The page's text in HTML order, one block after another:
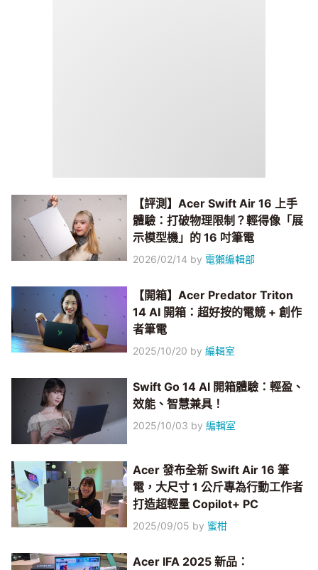
【評測】Acer Swift Air 16 上手
體驗：打破物理限制？輕得像「展
示模型機」的 16 吋筆電
2026/02/14 by 電獺編輯部
【開箱】Acer Predator Triton
14 AI 開箱：超好按的電競 + 創作
者筆電
2025/10/20 by編輯室
Swift Go 14 AI 開箱體驗：輕盈、
效能、智慧兼具！
2025/10/03 by編輯室
Acer 發布全新 Swift Air 16 筆
電，大尺寸 1 公斤專為行動工作者
打造超輕量 Copilot+ PC
2025/09/05 by 蜜柑
Acer IFA 2025 新品：